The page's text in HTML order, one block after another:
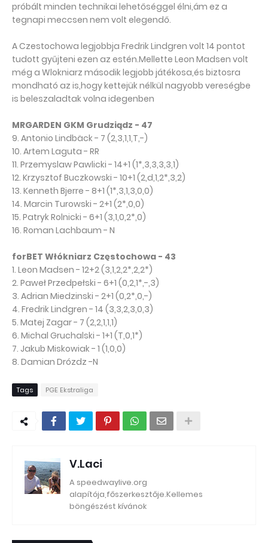
próbált minden technikai lehetőséggel élni,ám ez a
tegnapi meccsen nem volt elegendő.
A Czestochowa legjobbja Fredrik Lindgren volt 14 pontot
tudott gyűjteni ezen az estén.Mellette Leon Madsen volt
még a Wlokniarz második legjobb játékosa,és biztosra
mondható az is,hogy kettejük nélkül nagyobb vereségbe
is beleszaladtak volna idegenben
MRGARDEN GKM Grudziądz - 47
9. Antonio Lindbäck - 7 (2,3,1,1,T,-)
10. Artem Laguta - RR
11. Przemyslaw Pawlicki - 14+1 (1*,3,3,3,3,1)
12. Krzysztof Buczkowski - 10+1 (2,d,1,2*,3,2)
13. Kenneth Bjerre - 8+1 (1*,3,1,3,0,0)
14. Marcin Turowski - 2+1 (2*,0,0)
15. Patryk Rolnicki - 6+1 (3,1,0,2*,0)
16. Roman Lachbaum - N
forBET Włókniarz Częstochowa - 43
1. Leon Madsen - 12+2 (3,1,2,2*,2,2*)
2. Paweł Przedpełski - 6+1 (0,2,1*,-,3)
3. Adrian Miedzinski - 2+1 (0,2*,0,-)
4. Fredrik Lindgren - 14 (3,3,2,3,0,3)
5. Matej Zagar - 7 (2,2,1,1,1)
6. Michal Gruchalski - 1+1 (T,0,1*)
7. Jakub Miskowiak - 1 (1,0,0)
8. Damian Drózdz -N
Tags PGE Ekstraliga
V.Laci
A speedwaylive.org
alapítója,főszerkesztője.Kellemes
böngészést kívánok